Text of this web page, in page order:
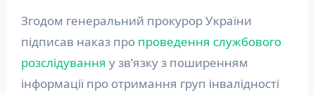
Згодом генеральний прокурор України
підписав наказ про проведення службового
розслідування у зв’язку з поширенням
інформації про отримання груп інвалідності